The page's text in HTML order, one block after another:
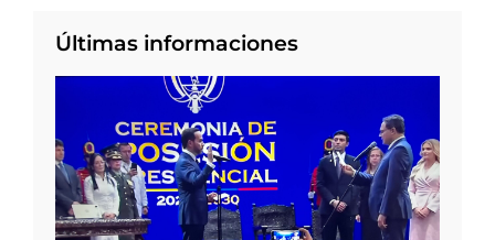
Últimas informaciones